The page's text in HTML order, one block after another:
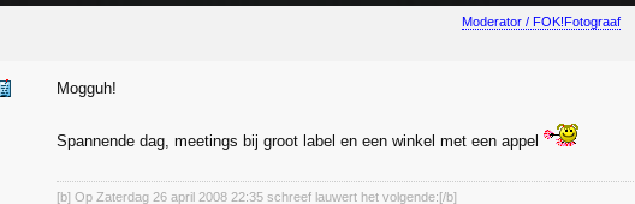
Moderator / FOK!Fotograaf
Mogguh!
Spannende dag, meetings bij groot label en een winkel met een appel
[b] Op Zaterdag 26 april 2008 22:35 schreef lauwert het volgende:[/b]